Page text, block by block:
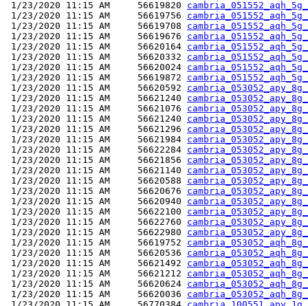
1/23/2020 11:15 AM     56619820
1/23/2020 11:15 AM     56619756
1/23/2020 11:15 AM     56619708
1/23/2020 11:15 AM     56619676
1/23/2020 11:15 AM     56620164
1/23/2020 11:15 AM     56620332
1/23/2020 11:15 AM     56620024
1/23/2020 11:15 AM     56619872
1/23/2020 11:15 AM     56620592
1/23/2020 11:15 AM     56621240
1/23/2020 11:15 AM     56621076
1/23/2020 11:15 AM     56621240
1/23/2020 11:15 AM     56621296
1/23/2020 11:15 AM     56621984
1/23/2020 11:15 AM     56622284
1/23/2020 11:15 AM     56621856
1/23/2020 11:15 AM     56621140
1/23/2020 11:15 AM     56620588
1/23/2020 11:15 AM     56620676
1/23/2020 11:15 AM     56620940
1/23/2020 11:15 AM     56622100
1/23/2020 11:15 AM     56622760
1/23/2020 11:15 AM     56622980
1/23/2020 11:15 AM     56619752
1/23/2020 11:15 AM     56620536
1/23/2020 11:15 AM     56621492
1/23/2020 11:15 AM     56621212
1/23/2020 11:15 AM     56620624
1/23/2020 11:15 AM     56620036